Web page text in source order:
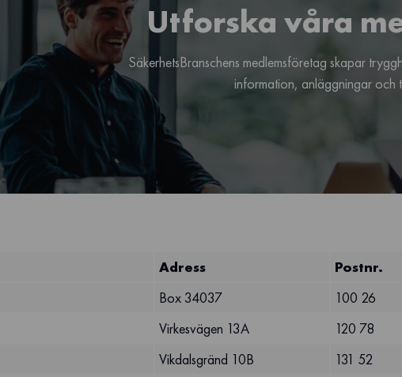
Utforska våra
SäkerhetsBranschens medlemsföretag skapar
information, anläggningar och
Adress Postnr.
Box 34037 100 26
Virkesvägen 13A 120 78
Vikdalsgränd 10B 131 52